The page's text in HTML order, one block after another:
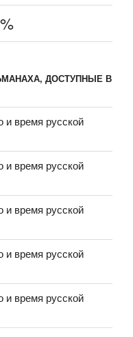
ДОСТУПНЫЕ В
время русской
время русской
время русской
время русской
время русской